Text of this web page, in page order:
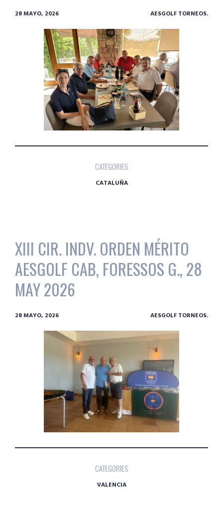
28 MAYO, 2026 AESGOLF TORNEOS.
CATEGORIES
CATALUÑA
XIII CIR. INDV. ORDEN MÉRITO
AESGOLF CAB, FORESSOS G., 28
MAY 2026
28 MAYO, 2026 AESGOLF TORNEOS.
CATEGORIES
VALENCIA